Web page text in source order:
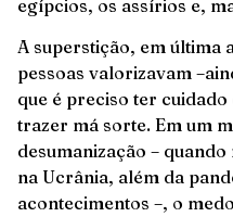
egípcios, os assírios e,
A superstição, em última
pessoas valorizavam
que é preciso ter
trazer má sorte. Em um
desumanização –
na Ucrânia, além da
acontecimentos –, o